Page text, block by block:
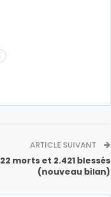
ARTICLE SUIVANT
morts et 2.421 blessés
(nouveau bilan)